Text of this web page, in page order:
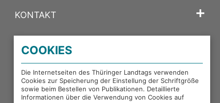
KONTAKT
PORTALE DES THÜRINGER LANDTAGS
EXTERNE LINKS
COOKIES
Die Internetseiten des Thüringer Landtags verwenden
Cookies zur Speicherung der Einstellung der Schriftgröße
sowie beim Bestellen von Publikationen. Detaillierte
Informationen über die Verwendung von Cookies auf